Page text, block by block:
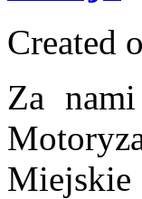
Created
Za